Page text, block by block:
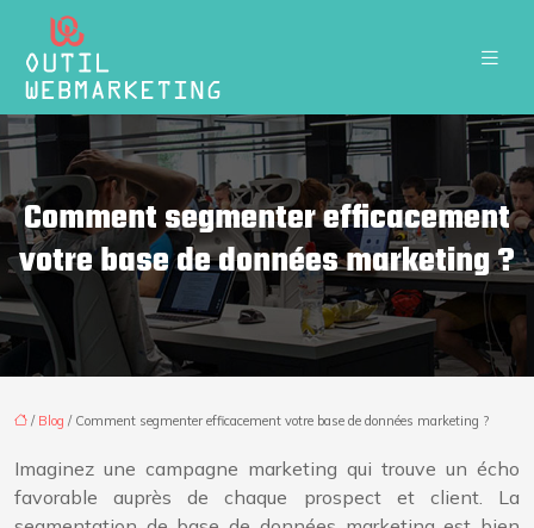
Comment segmenter efficacement
votre base de données marketing ?
/ Blog / Comment segmenter efficacement votre base de données marketing ?
Imaginez une campagne marketing qui trouve un écho
favorable auprès de chaque prospect et client. La